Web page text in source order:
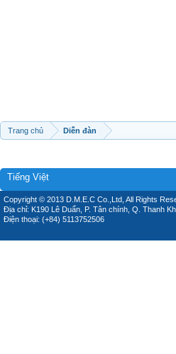
Trang chủ Diễn đàn
Tiếng Việt
Copyright © 2013 D.M.E.C Co.,Ltd, All Rights
Địa chỉ: K190 Lê Duẩn, P. Tân chính, Q. Thanh
Điện thoại: (+84) 5113752506